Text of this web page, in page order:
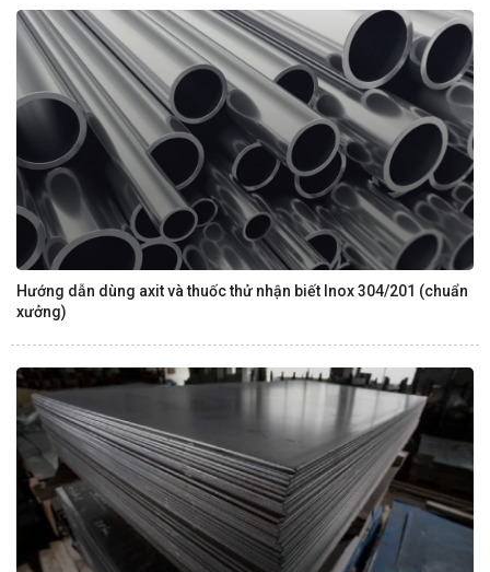
Hướng dẫn dùng axit và thuốc thử nhận biết Inox 304/201 (chuẩn
xưởng)